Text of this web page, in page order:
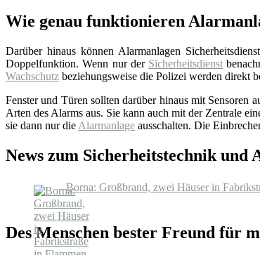
Wie genau funktionieren
Darüber hinaus können Alarmanlagen
Doppelfunktion. Wenn nur der Sicherheitsdienst
Wachschutz beziehungsweise die Polizei werden direkt
Fenster und Türen sollten darüber hinaus mit Sensoren
Arten des Alarms aus. Sie kann auch mit der Zentrale
sie dann nur die Alarmanlage ausschalten. Die
News zum Sicherheitstechnik und
Borna: Großbrand, zwei Häuser in
Des Menschen bester Freund für